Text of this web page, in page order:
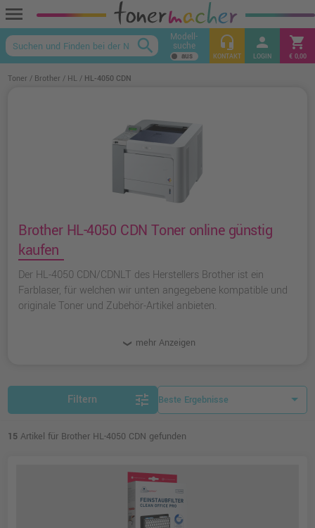
menu
keyboard_arrow_up
search Modell-
suche headset_mic
KONTAKT
person
LOGIN
shopping_cart
€ 0,00
Toner Brother HL HL-4050 CDN
Brother HL-4050 CDN Toner online günstig
kaufen
Der HL-4050 CDN/CDNLT des Herstellers Brother ist ein
Farblaser, für welchen wir unten angegebene kompatible und
originale Toner und Zubehör-Artikel anbieten.
mehr Anzeigen
Filtern tune
15 Artikel für Brother HL-4050 CDN gefunden